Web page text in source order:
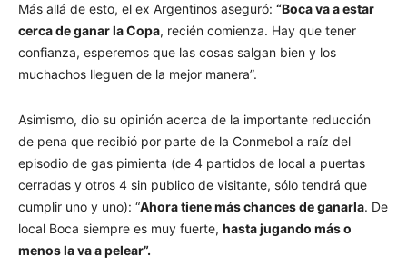
Más allá de esto, el ex Argentinos aseguró: “Boca va a estar
cerca de ganar la Copa, recién comienza. Hay que tener
confianza, esperemos que las cosas salgan bien y los
muchachos lleguen de la mejor manera”.
Asimismo, dio su opinión acerca de la importante reducción
de pena que recibió por parte de la Conmebol a raíz del
episodio de gas pimienta (de 4 partidos de local a puertas
cerradas y otros 4 sin publico de visitante, sólo tendrá que
cumplir uno y uno): “Ahora tiene más chances de ganarla. De
local Boca siempre es muy fuerte, hasta jugando más o
menos la va a pelear”.